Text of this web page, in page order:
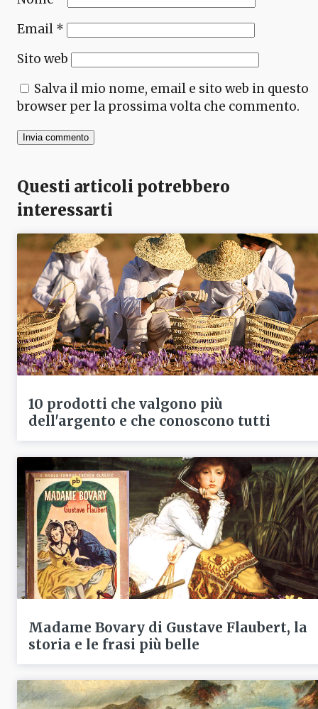
Email *
Sito web
Salva il mio nome, email e sito web in questo
browser per la prossima volta che commento.
Questi articoli potrebbero
interessarti
10 prodotti che valgono più
dell'argento e che conoscono tutti
Madame Bovary di Gustave Flaubert, la
storia e le frasi più belle